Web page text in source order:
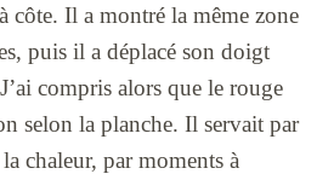
côte. Il a montré la même zone
puis il a déplacé son doigt
compris alors que le rouge
selon la planche. Il servait par
chaleur, par moments à